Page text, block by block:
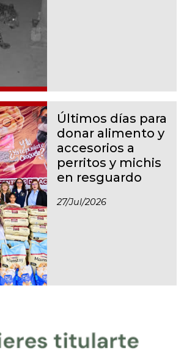
Últimos días para
donar alimento y
accesorios a
perritos y michis
en resguardo
27/jul/2026